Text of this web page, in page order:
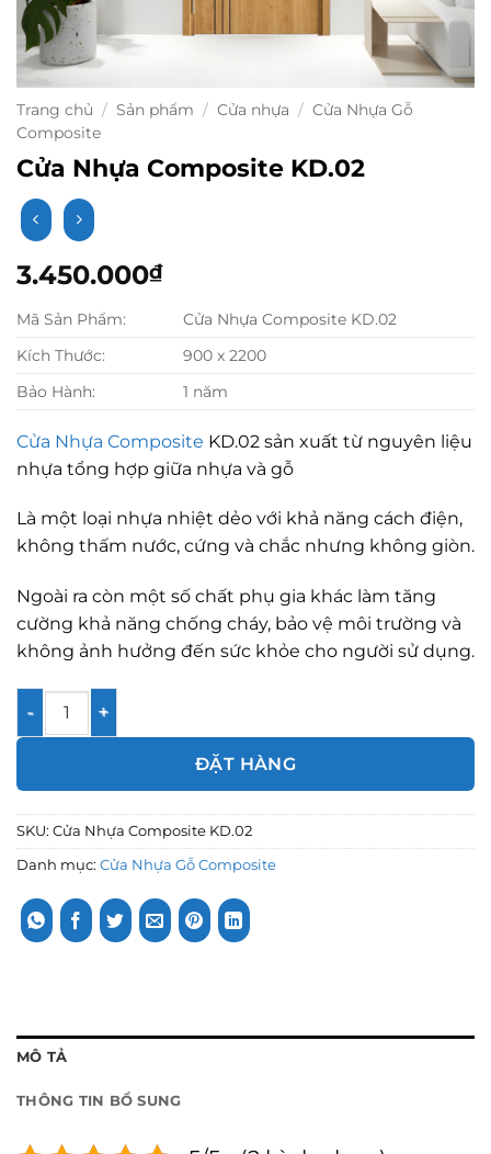
Trang chủ / Sản phẩm / Cửa nhựa / Cửa Nhựa Gỗ
Composite
Cửa Nhựa Composite KD.02
3.450.000₫
Mã Sản Phẩm:
Cửa Nhựa Composite KD.02
Kích Thước:
900 x 2200
Bảo Hành:
1 năm
Cửa Nhựa Composite KD.02 sản xuất từ nguyên liệu
nhựa tổng hợp giữa nhựa và gỗ
Là một loại nhựa nhiệt dẻo với khả năng cách điện,
không thấm nước, cứng và chắc nhưng không giòn.
Ngoài ra còn một số chất phụ gia khác làm tăng
cường khả năng chống cháy, bảo vệ môi trường và
không ảnh hưởng đến sức khỏe cho người sử dụng.
Cửa Nhựa Composite KD.02 số lượng
ĐẶT HÀNG
SKU: Cửa Nhựa Composite KD.02
Danh mục: Cửa Nhựa Gỗ Composite
MÔ TẢ
THÔNG TIN BỔ SUNG